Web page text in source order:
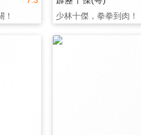
！ 少林十傑，拳拳到肉！